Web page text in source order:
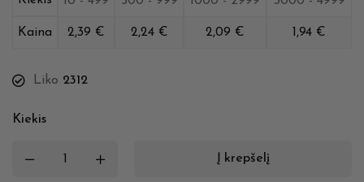
Kaina 2,39 € 2,24 € 2,09 € 1,94 €
Liko 2312
Kiekis
Į krepšelį